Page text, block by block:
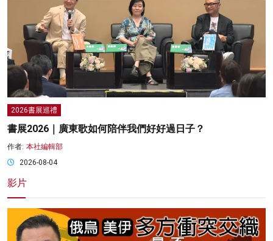
2026書展巡禮
書展2026｜廣東歌如何陪伴我們好好過日子？
作者: 本社編輯部
2026-08-04
影片